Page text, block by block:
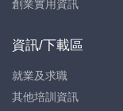
創業實用資訊
資訊/下載區
就業及求職
其他培訓資訊